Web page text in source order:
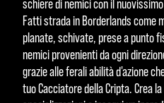
schiere di nemici con il
Fatti strada in Borderlands come
planate, schivate, prese a punto
nemici provenienti da ogni
grazie alle ferali abilità d'azione
tuo Cacciatore della Cripta. Crea